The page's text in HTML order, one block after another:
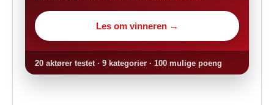
Les om vinneren →
20 aktører testet · 9 kategorier · 100 mulige poeng